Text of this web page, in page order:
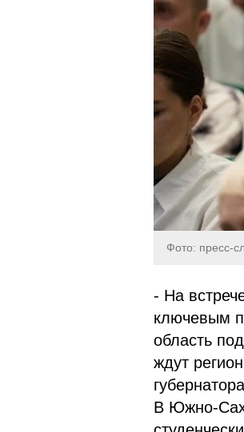
Фото: пресс-
- На
ключевым
область
ждут
В Южно-